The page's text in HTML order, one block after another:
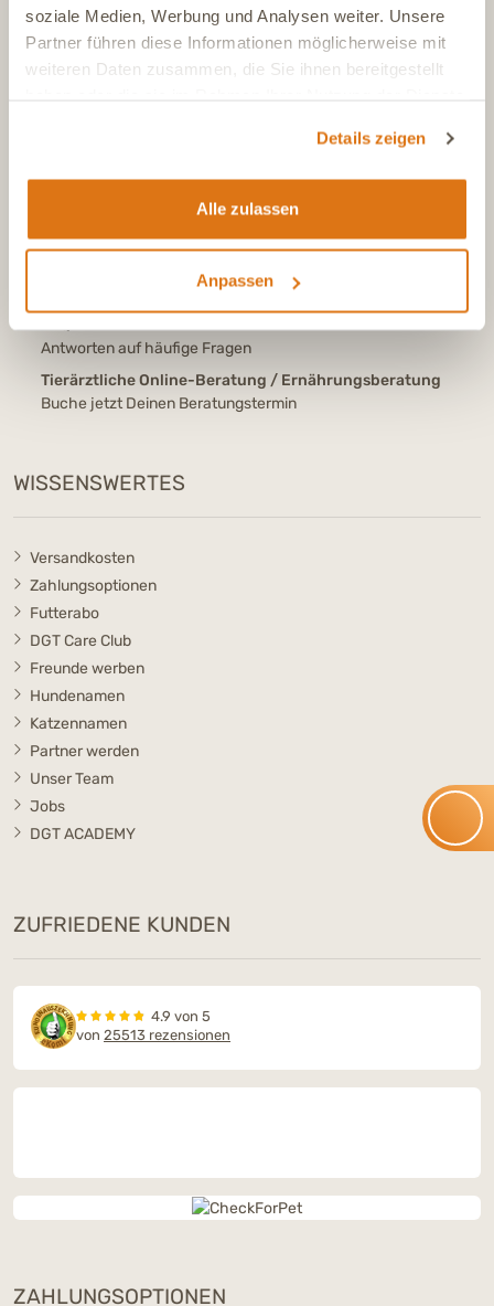
soziale Medien, Werbung und Analysen weiter. Unsere
Partner führen diese Informationen möglicherweise mit
weiteren Daten zusammen, die Sie ihnen bereitgestellt
Details zeigen
Alle zulassen
Anpassen
Tel.:+49 (0)6504 7433510
Aus dem deutschen Festnetz, Mo-Fr, 7-17 Uhr
Aus der Schweiz, Mo-Fr, 7-17 Uhr
info@dasgesundetier.de
Kontaktformular / Produktberatung
Antworten auf häufige Fragen
Tierärztliche Online-Beratung / Ernährungsberatung
Buche jetzt Deinen Beratungstermin
WISSENSWERTES
Versandkosten
Zahlungsoptionen
Futterabo
DGT Care Club
Freunde werben
Hundenamen
Katzennamen
Partner werden
Unser Team
Jobs
DGT ACADEMY
ZUFRIEDENE KUNDEN
4.9 von 5
von 25513 rezensionen
ZAHLUNGSOPTIONEN